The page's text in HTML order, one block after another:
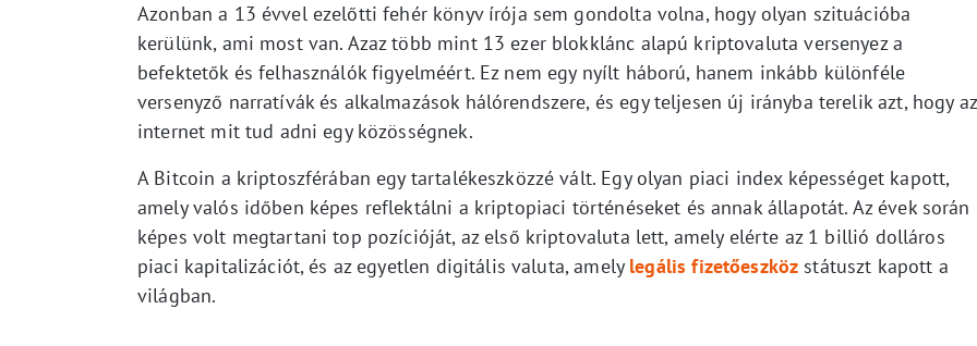
Azonban a 13 évvel ezelőtti fehér könyv írója sem gondolta volna, hogy olyan szituációba
kerülünk, ami most van. Azaz több mint 13 ezer blokklánc alapú kriptovaluta versenyez a
befektetők és felhasználók figyelméért. Ez nem egy nyílt háború, hanem inkább különféle
versenyző narratívák és alkalmazások hálórendszere, és egy teljesen új irányba terelik azt, hogy az
internet mit tud adni egy közösségnek.
A Bitcoin a kriptoszférában egy tartalékeszközzé vált. Egy olyan piaci index képességet kapott,
amely valós időben képes reflektálni a kriptopiaci történéseket és annak állapotát. Az évek során
képes volt megtartani top pozícióját, az első kriptovaluta lett, amely elérte az 1 billió dolláros
piaci kapitalizációt, és az egyetlen digitális valuta, amely legális fizetőeszköz státuszt kapott a
világban.